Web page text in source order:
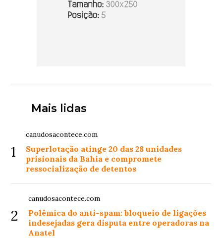
Mais lidas
1
canudosacontece.com
Superlotação atinge 20 das 28 unidades
prisionais da Bahia e compromete
ressocialização de detentos
2
canudosacontece.com
Polêmica do anti-spam: bloqueio de ligações
indesejadas gera disputa entre operadoras na
Anatel